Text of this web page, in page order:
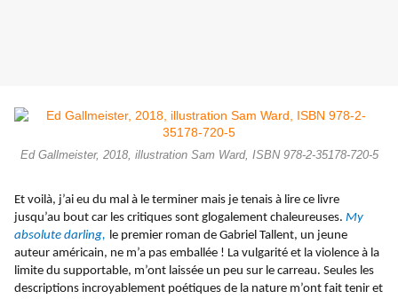
Ed Gallmeister, 2018, illustration Sam Ward, ISBN 978-2-35178-720-5
Et voilà, j’ai eu du mal à le terminer mais je tenais à lire ce livre
jusqu’au bout car les critiques sont glogalement chaleureuses. My
absolute darling, le premier roman de Gabriel Tallent, un jeune
auteur américain, ne m’a pas emballée ! La vulgarité et la violence à la
limite du supportable, m’ont laissée un peu sur le carreau. Seules les
descriptions incroyablement poétiques de la nature m’ont fait tenir et